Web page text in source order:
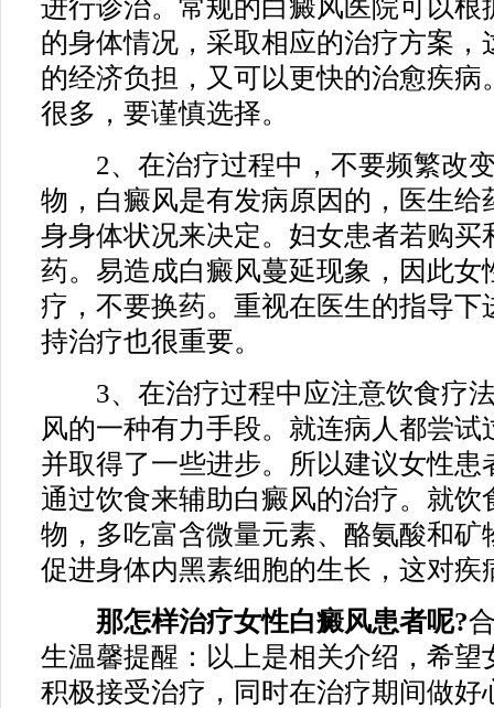
进行诊治。常规的白癜风医院可以根
的身体情况，采取相应的治疗方案，
的经济负担，又可以更快的治愈疾病
很多，要谨慎选择。
2、在治疗过程中，不要频繁改变
物，白癜风是有发病原因的，医生给
身身体状况来决定。妇女患者若购买
药。易造成白癜风蔓延现象，因此女
疗，不要换药。重视在医生的指导下
持治疗也很重要。
3、在治疗过程中应注意饮食疗法
风的一种有力手段。就连病人都尝
并取得了一些进步。所以建议女性患
通过饮食来辅助白癜风的治疗。就饮
物，多吃富含微量元素、酪氨酸和矿
促进身体内黑素细胞的生长，这对疾
那怎样治疗女性白癜风患者呢?
生温馨提醒：以上是相关介绍，希望
积极接受治疗，同时在治疗期间做好